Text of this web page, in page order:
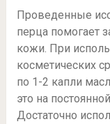
Проведенные
перца помогает
кожи. При
косметических
по 1-2 капли
это на
Достаточно